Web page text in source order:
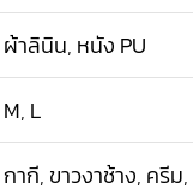
ผ้าลินิน, หนัง PU
M, L
กากี, ขาวงาช้าง, ครีม,